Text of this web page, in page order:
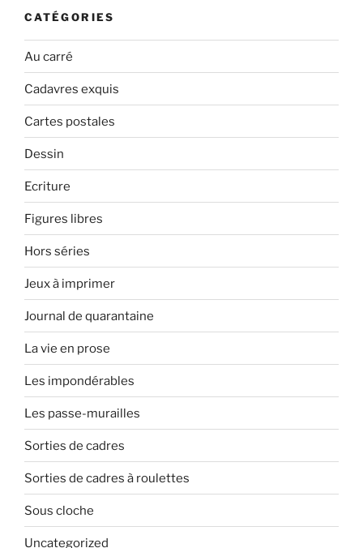
CATÉGORIES
Au carré
Cadavres exquis
Cartes postales
Dessin
Ecriture
Figures libres
Hors séries
Jeux à imprimer
Journal de quarantaine
La vie en prose
Les impondérables
Les passe-murailles
Sorties de cadres
Sorties de cadres à roulettes
Sous cloche
Uncategorized